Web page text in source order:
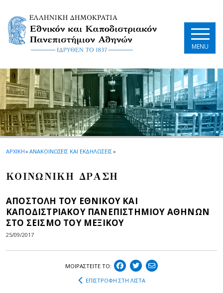
MENU
ΑΡΧΙΚΗ» ΑΝΑΚΟΙΝΩΣΕΙΣ ΚΑΙ ΕΚΔΗΛΩΣΕΙΣ»
ΚΟΙΝΩΝΙΚΗ ΔΡΑΣΗ
ΑΠΟΣΤΟΛΗ ΤΟΥ ΕΘΝΙΚΟΥ ΚΑΙ
ΚΑΠΟΔΙΣΤΡΙΑΚΟΥ ΠΑΝΕΠΙΣΤΗΜΙΟΥ ΑΘΗΝΩΝ
ΣΤΟ ΣΕΙΣΜΟ ΤΟΥ ΜΕΞΙΚΟΥ
25/09/2017
ΜΟΙΡΑΣΤEIΤΕ ΤΟ:
ΕΠΙΣΤΡΟΦΗ ΣΤΗ ΛΙΣΤΑ